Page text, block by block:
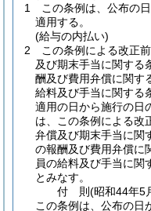
1
この条例は、公布の
適用する。
(給与の内払い)
2
この条例による改正
及び期末手当に関する
酬及び費用弁償に関す
給料及び手当に関する
適用の日から施行の日
は、この条例による改
弁償及び期末手当に関
の報酬及び費用弁償に
員の給料及び手当に関
とみなす。
付 則(昭和44年5
この条例は、公布の日